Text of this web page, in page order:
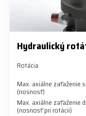
Hydraulický
Rotácia
Max. axiálne zaťaženie
(nosnosť)
Max. axiálne zaťaženie
(nosnosť pri rotácii)